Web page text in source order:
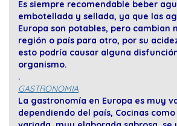
Es siempre recomendable beber
embotellada y sellada, ya que las
Europa son potables, pero cambian
región o país para otro, por su
esto podría causar alguna
organismo.
.
GASTRONOMIA
La gastronomía en Europa es muy
dependiendo del país, Cocinas